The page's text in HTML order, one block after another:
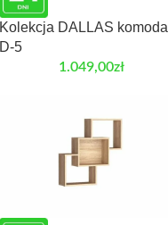
Kolekcja DALLAS komoda
D-5
1.049,00zł